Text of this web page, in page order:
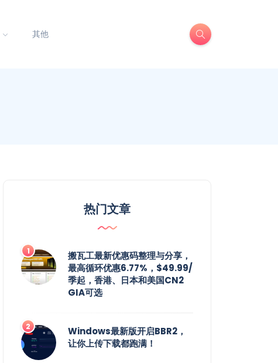
其他
热门文章
搬瓦工最新优惠码整理与分享，
最高循环优惠6.77%，$49.99/
季起，香港、日本和美国CN2
GIA可选
Windows最新版开启BBR2，
让你上传下载都跑满！